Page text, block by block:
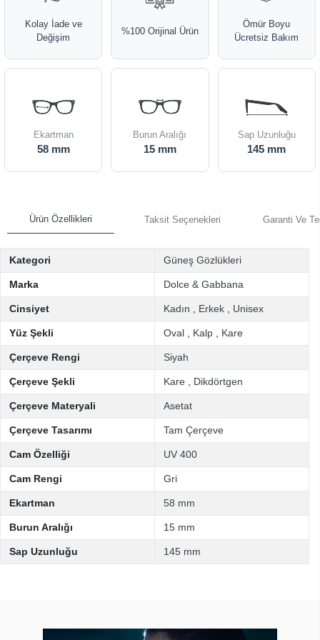
Kolay İade ve
Değişim
%100 Orijinal Ürün
Ömür Boyu
Ücretsiz Bakım
Ekartman
58 mm
Burun Aralığı
15 mm
Sap Uzunluğu
145 mm
Ürün Özellikleri Taksit Seçenekleri Garanti Ve
Kategori Güneş Gözlükleri
Marka Dolce & Gabbana
Cinsiyet Kadın Erkek Unisex
Yüz Şekli Oval Kalp Kare
Çerçeve Rengi Siyah
Çerçeve Şekli Kare Dikdörtgen
Çerçeve Materyali Asetat
Çerçeve Tasarımı Tam Çerçeve
Cam Özelliği UV 400
Cam Rengi Gri
Ekartman 58 mm
Burun Aralığı 15 mm
Sap Uzunluğu 145 mm